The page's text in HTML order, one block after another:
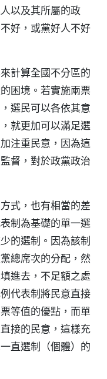
以及其所屬的政
好，或黨好人不好
計算全國不分區的
困境。若實施兩票
選民可以各依其意
就更加可以滿足選
注重民意，因為這
督，對於政黨政治
式，也有相當的差
制為基礎的單一選
的選制。因為該制
總席次的分配，然
進去，不足額之處
代表制將民意直接
等值的優點，而單
接的民意，這樣充
直選制（個體）的